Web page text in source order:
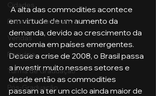
Cidades
Datas Comemorativas
Vendas
Pecuária
Turma de Graduação
Pós-Graduação
A alta das commodities acontece
em virtude de um aumento da
demanda, devido ao crescimento da
economia em países emergentes.
Desde a crise de 2008, o Brasil passa
a investir muito nesses setores e
desde então as commodities
passam a ter um ciclo ainda maior de